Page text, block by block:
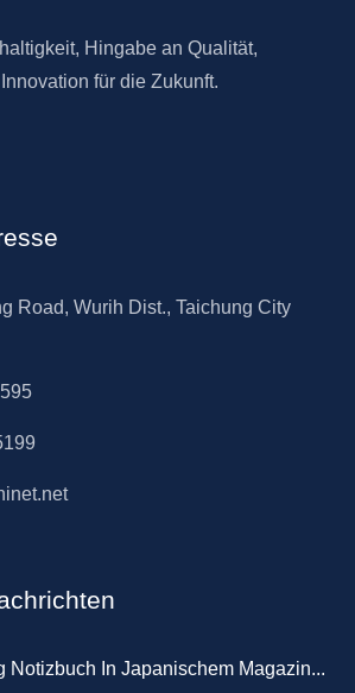
Hingabe an Qualität,
für die Zukunft.
Road, Wurih Dist., Taichung City
Notizbuch In Japanischem Magazin...